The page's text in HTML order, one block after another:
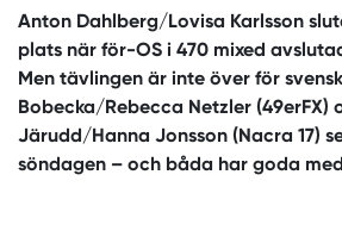
Anton Dahlberg/Lovisa Karlsson
plats när för-OS i 470 mixed
Men tävlingen är inte över för
Bobecka/Rebecca Netzler (49erFX)
Järudd/Hanna Jonsson (Nacra 17)
söndagen – och båda har goda